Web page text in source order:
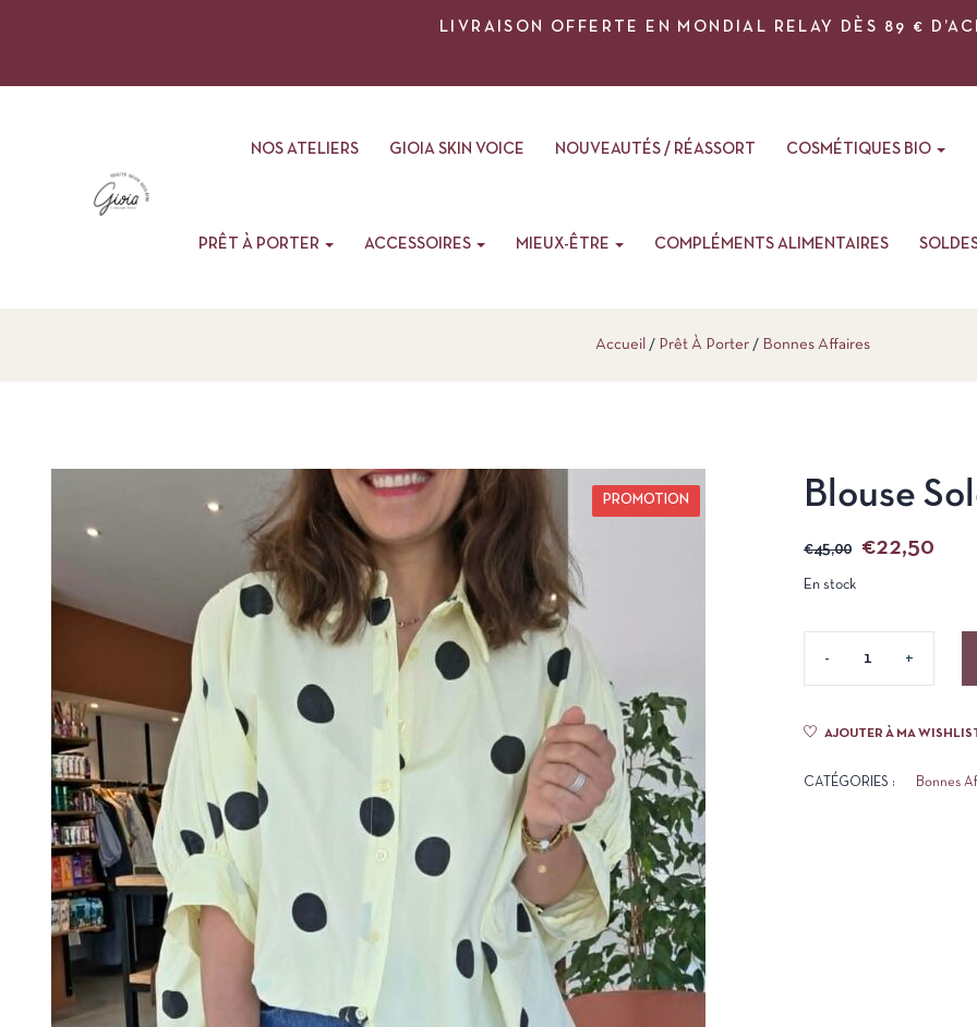
LIVRAISON OFFERTE EN MONDIAL RELAY DÈS 89 €
NOS ATELIERS GIOIA SKIN VOICE NOUVEAUTÉS / RÉASSORT COSMÉTIQUES BIO
PRÊT À PORTER ACCESSOIRES MIEUX-ÊTRE COMPLÉMENTS ALIMENTAIRES
Accueil Prêt À Porter Bonnes Affaires
PROMOTION Blouse
€45,00 €22,50
En stock
AJOUTER À MA
CATÉGORIES : Bonnes